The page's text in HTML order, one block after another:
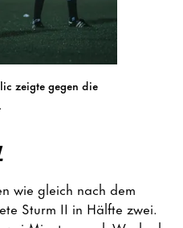
zeigte gegen die
wie gleich nach dem
Sturm II in Hälfte zwei.